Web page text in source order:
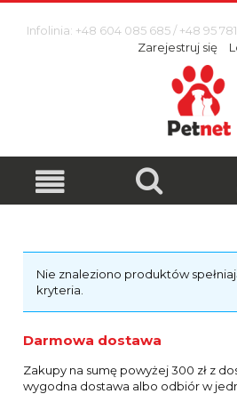
Infolinia: +48 604 085 685 / +48 95
Zarejestruj się
Nie znaleziono produktów
kryteria.
Darmowa dostawa
Zakupy na sumę powyżej 300 zł z
wygodna dostawa albo odbiór w